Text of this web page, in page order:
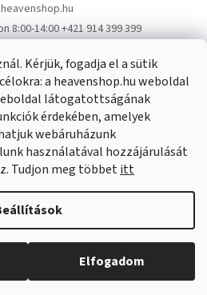
Kérjük, fogadja el a sütik
a heavenshop.hu weboldal
látogatottságának
érdekében, amelyek
webáruházunk
használatával hozzájárulását
Tudjon meg többetitt
Elfogadom
8:00-14:00 +421 914 399 399